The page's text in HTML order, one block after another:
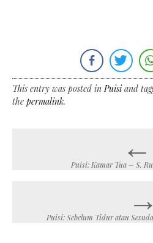
This entry was posted inPuisiand
the permalink.
navigation
←
Puisi: Kamar Tua – S.
→
Puisi: Sebelum Tidur atau